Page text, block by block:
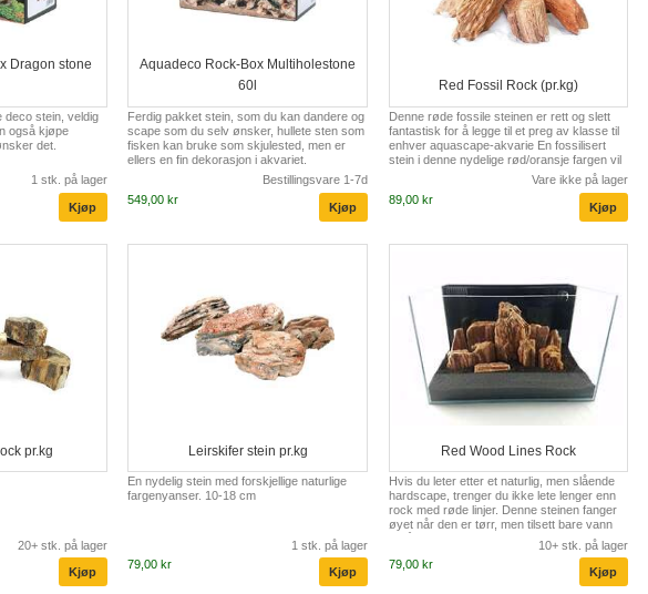
Dragon stone
deco stein, veldig
også kjøpe
det.
1 stk. på lager
Aquadeco Rock-Box Multiholestone
60l
Ferdig pakket stein, som du kan dandere og
scape som du selv ønsker, hullete sten som
fisken kan bruke som skjulested, men er
ellers en fin dekorasjon i akvariet.
Bestillingsvare 1-7d
549,00 kr
Red Fossil Rock (pr.kg)
Denne røde fossile steinen er rett og slett
fantastisk for å legge til et preg av klasse til
enhver aquascape-akvarie En fossilisert
stein i denne nydelige rød/oransje fargen vil
absolutt gi et snev av liv til ethvert
aquascape. legg dette med en nydelig
kvarts qhite grus eller sand og len deg
Vare ikke på lager
89,00 kr
pr.kg
20+ stk. på lager
Leirskifer stein pr.kg
En nydelig stein med forskjellige naturlige
fargenyanser. 10-18 cm
1 stk. på lager
79,00 kr
Red Wood Lines Rock
Hvis du leter etter et naturlig, men slående
hardscape, trenger du ikke lete lenger enn
rock med røde linjer. Denne steinen fanger
øyet når den er tørr, men tilsett bare vann
for å utdype og fremheve den flotte
kontrasten mellom rødt og krem.
10+ stk. på lager
79,00 kr